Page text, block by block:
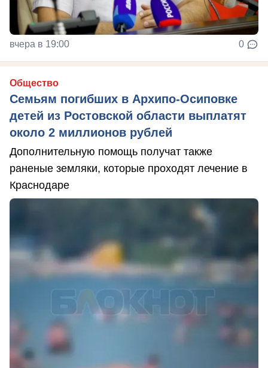
вчера в 19:00 0
Общество
Семьям погибших в Архипо-Осиповке
детей из Ростовской области выплатят
около 2 миллионов рублей
Дополнительную помощь получат также
раненые земляки, которые проходят лечение в
Краснодаре